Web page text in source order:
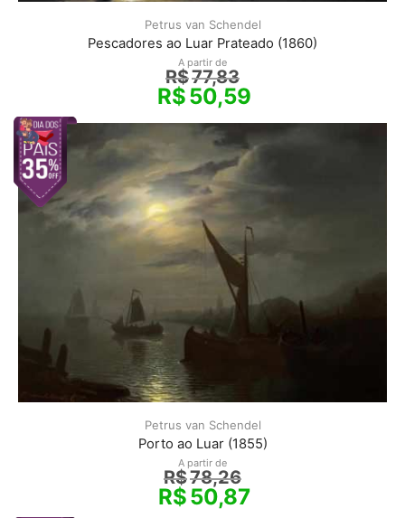
Petrus van Schendel
Pescadores ao Luar Prateado (1860)
A partir de
R$77,83
R$50,59
Petrus van Schendel
Porto ao Luar (1855)
A partir de
R$78,26
R$50,87